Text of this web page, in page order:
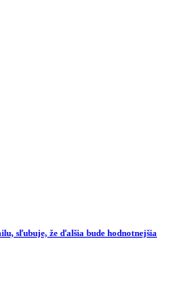
sľubuje, že ďalšia bude hodnotnejšia